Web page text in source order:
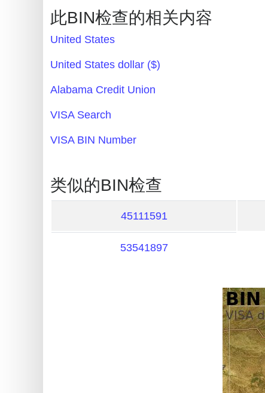
Credit
Card
from
BIN
Card
Checker
is
My
此BIN检查的相关内容
United States
United States dollar ($)
Alabama Credit Union
VISA Search
VISA BIN Number
类似的BIN检查
45111591
53541897